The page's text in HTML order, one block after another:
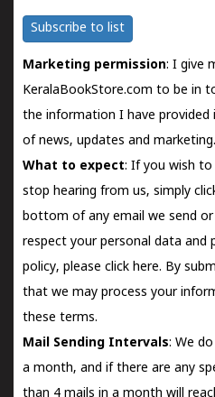
Subscribe to list
Marketing permission: I give
KeralaBookStore.com to be in
the information I have
of news, updates and marketing.
What to expect: If you wish
stop hearing from us, simply
bottom of any email we send or
respect your personal data and
policy, please click here. By
that we may process your
these terms.
Mail Sending Intervals: We
a month, and if there are any
than 4 mails in a month will